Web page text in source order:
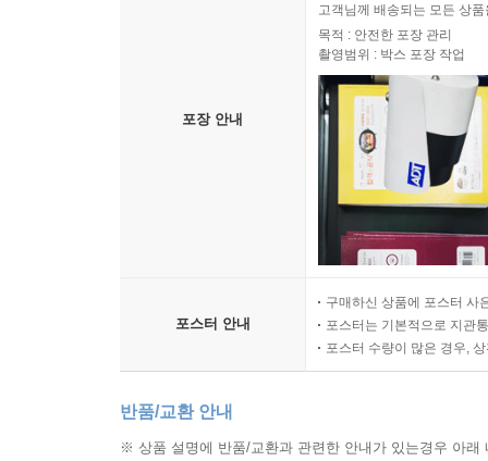
포장 안내
고객님께 배송되는 모든 상
목적 : 안전한 포장 관리
촬영범위 : 박스 포장 작업
포스터 안내
구매하신 상품에 포스터 사
포스터는 기본적으로 지관
포스터 수량이 많은 경우,
반품/교환 안내
※ 상품 설명에 반품/교환과 관련한 안내가 있는경우 아